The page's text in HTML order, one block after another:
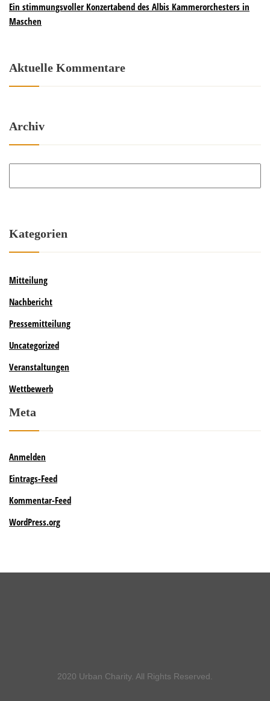
Ein stimmungsvoller Konzertabend des Albis Kammerorchesters in
Maschen
Aktuelle Kommentare
Archiv
Kategorien
Mitteilung
Nachbericht
Pressemitteilung
Uncategorized
Veranstaltungen
Wettbewerb
Meta
Anmelden
Eintrags-Feed
Kommentar-Feed
WordPress.org
2020 Urban Charity. All Rights Reserved.